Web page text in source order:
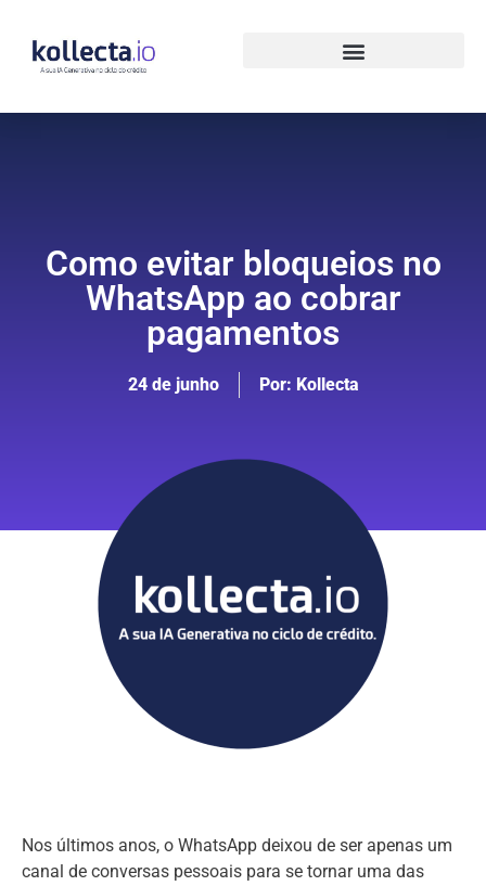
Como evitar bloqueios no
WhatsApp ao cobrar
pagamentos
24 de junho Por: Kollecta
Nos últimos anos, o WhatsApp deixou de ser apenas um
canal de conversas pessoais para se tornar uma das